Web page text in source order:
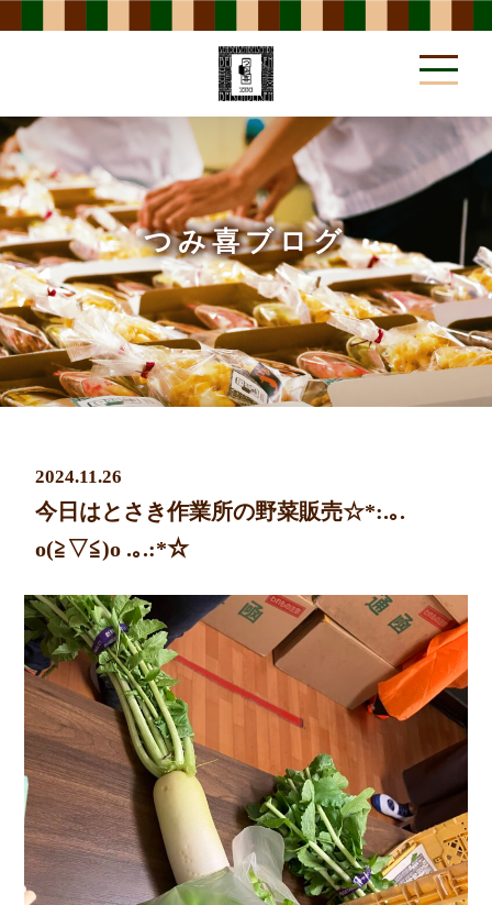
事業所方針
POLICY
作業内容
WORK MENU
よくある質問
お問い合わせ
つみ喜ブログ
2024.11.26
今日はとさき作業所の野菜販売☆*:.｡.
o(≧▽≦)o .｡.:*☆